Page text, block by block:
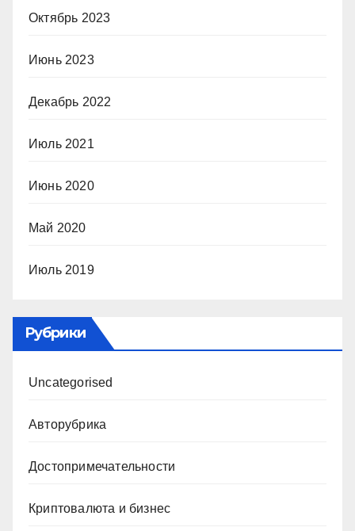
Октябрь 2023
Июнь 2023
Декабрь 2022
Июль 2021
Июнь 2020
Май 2020
Июль 2019
Рубрики
Uncategorised
Авторубрика
Достопримечательности
Криптовалюта и бизнес